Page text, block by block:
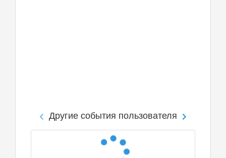
Другие события пользователя